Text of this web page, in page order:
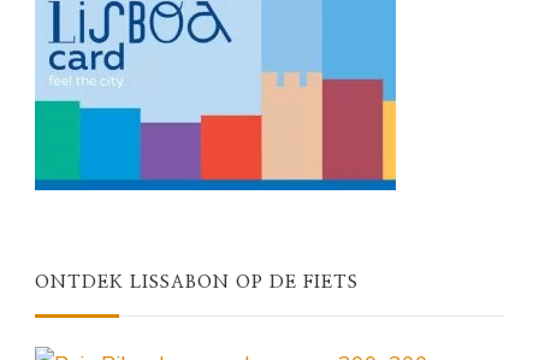
ONTDEK LISSABON OP DE FIETS